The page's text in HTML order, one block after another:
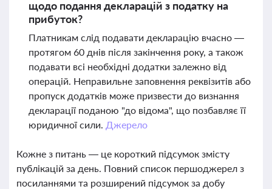
щодо подання декларацій з податку на
прибуток?
Платникам слід подавати декларацію вчасно —
протягом 60 днів після закінчення року, а також
подавати всі необхідні додатки залежно від
операцій. Неправильне заповнення реквізитів або
пропуск додатків може призвести до визнання
декларації поданою "до відома", що позбавляє її
юридичної сили. Джерело
Кожне з питань — це короткий підсумок змісту
публікацій за день. Повний список першоджерел з
посиланнями та розширений підсумок за добу